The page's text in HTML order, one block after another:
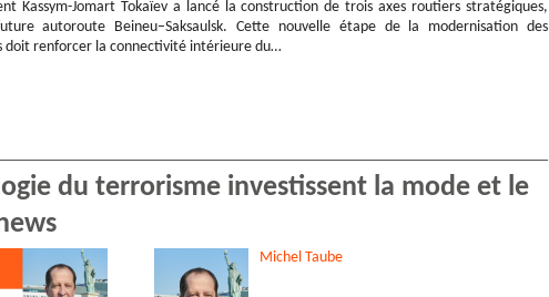
Kassym-Jomart Tokaïev a lancé la construction de trois axes routiers stratégiques,
autoroute Beineu–Saksaulsk. Cette nouvelle étape de la modernisation des
doit renforcer la connectivité intérieure du…
du terrorisme investissent la mode et le
Michel Taube